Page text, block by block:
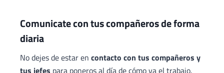
Comunicate con tus compañeros de forma
diaria
No dejes de estar en contacto con tus compañeros y
tus jefes para poneros al día de cómo va el trabajo.